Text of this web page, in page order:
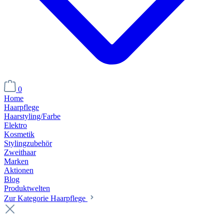
0
Home
Haarpflege
Haarstyling/Farbe
Elektro
Kosmetik
Stylingzubehör
Zweithaar
Marken
Aktionen
Blog
Produktwelten
Zur Kategorie Haarpflege